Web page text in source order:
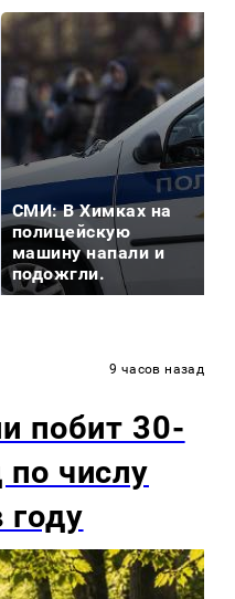
СМИ: В Химках на
полицейскую
машину напали и
подожгли.
9 часов назад
побит 30-
по числу